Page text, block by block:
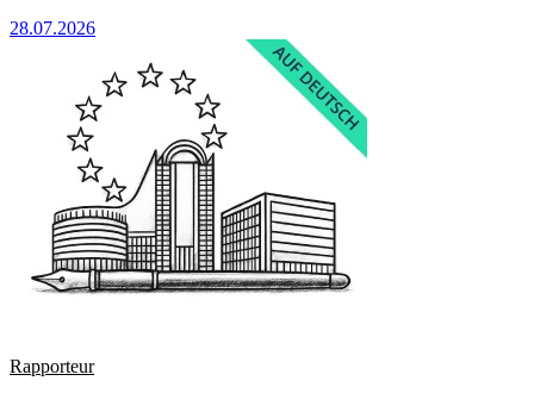
28.07.2026
Rapporteur